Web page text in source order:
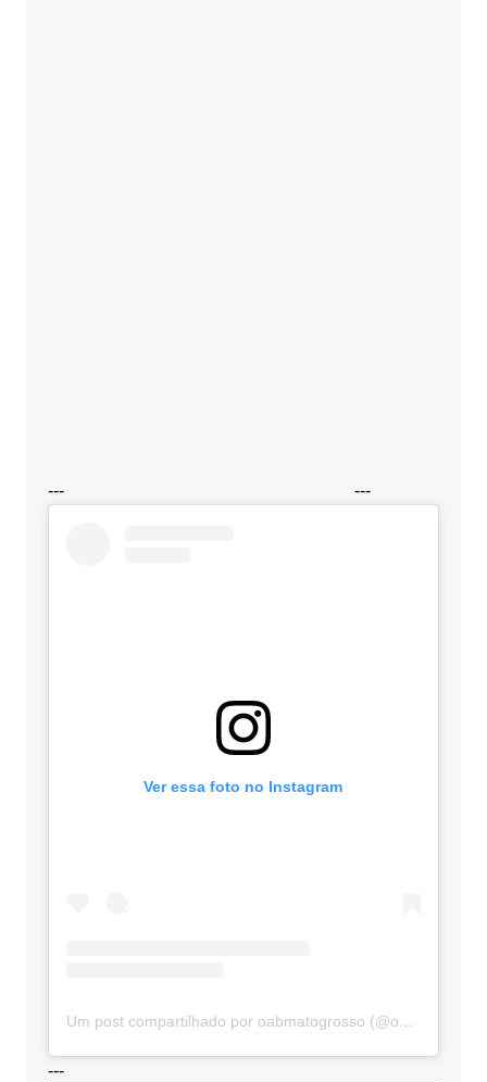
--- ---
Ver essa foto no Instagram
Um post compartilhado por oabmatogrosso (@oabmatogrosso)
---